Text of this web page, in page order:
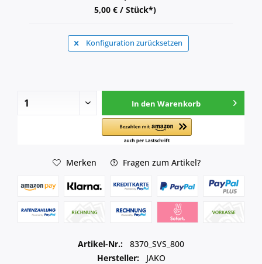
5,00 € / Stück*)
Konfiguration zurücksetzen
In den Warenkorb
Merken Fragen zum Artikel?
Artikel-Nr.:
8370_SVS_800
Hersteller:
JAKO